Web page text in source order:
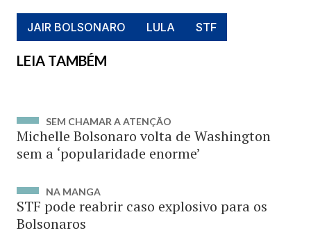
JAIR BOLSONARO LULA STF
LEIA TAMBÉM
SEM CHAMAR A ATENÇÃO
Michelle Bolsonaro volta de Washington
sem a ‘popularidade enorme’
NA MANGA
STF pode reabrir caso explosivo para os
Bolsonaros